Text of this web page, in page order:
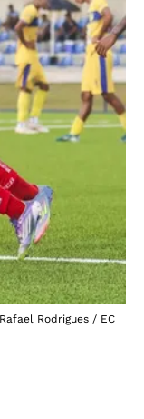
Rodrigues / EC